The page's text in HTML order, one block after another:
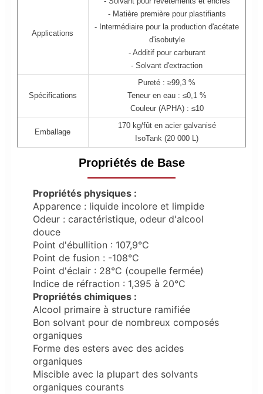
Applications
- Matière première pour plastifiants
- Intermédiaire pour la production d'acétate
d'isobutyle
- Additif pour carburant
- Solvant d'extraction
Spécifications
Pureté : ≥99,3 %
Teneur en eau : ≤0,1 %
Couleur (APHA) : ≤10
Emballage
170 kg/fût en acier galvanisé
IsoTank (20 000 L)
Propriétés de Base
Propriétés physiques :
Apparence : liquide incolore et limpide
Odeur : caractéristique, odeur d'alcool
douce
Point d'ébullition : 107,9°C
Point de fusion : -108°C
Point d'éclair : 28°C (coupelle fermée)
Indice de réfraction : 1,395 à 20°C
Propriétés chimiques :
Alcool primaire à structure ramifiée
Bon solvant pour de nombreux composés
organiques
Forme des esters avec des acides
organiques
Miscible avec la plupart des solvants
organiques courants